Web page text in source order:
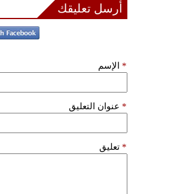
أرسل تعليقك
الإسم *
عنوان التعليق *
تعليق *